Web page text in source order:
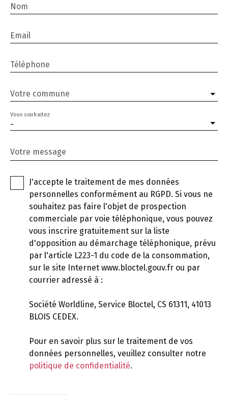
Nom
Email
Téléphone
Votre commune
-
Vous souhaitez
Votre message
J'accepte le traitement de mes données
personnelles conformément au RGPD. Si vous ne
souhaitez pas faire l'objet de prospection
commerciale par voie téléphonique, vous pouvez
vous inscrire gratuitement sur la liste
d'opposition au démarchage téléphonique, prévu
par l'article L223-1 du code de la consommation,
sur le site Internet www.bloctel.gouv.fr ou par
courrier adressé à :
Société Worldline, Service Bloctel, CS 61311, 41013
BLOIS CEDEX.
Pour en savoir plus sur le traitement de vos
données personnelles, veuillez consulter notre
politique de confidentialité.